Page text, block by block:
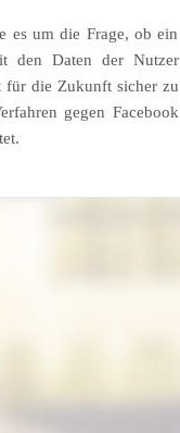
es um die Frage, ob ein
den Daten der Nutzer
für die Zukunft sicher zu
gegen Facebook